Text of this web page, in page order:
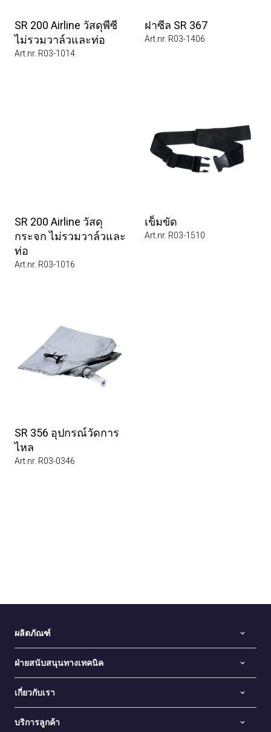
SR 200 Airline วัสดุพีซี
ไม่รวมวาล์วและท่อ
Art.nr. R03-1014
ฝาซีล SR 367
Art.nr. R03-1406
SR 200 Airline วัสดุ
กระจก ไม่รวมวาล์วและ
ท่อ
Art.nr. R03-1016
เข็มขัด
Art.nr. R03-1510
SR 356 อุปกรณ์วัดการ
ไหล
Art.nr. R03-0346
ผลิตภัณฑ์
ฝ่ายสนับสนุนทางเทคนิค
เกี่ยวกับเรา
บริการลูกค้า